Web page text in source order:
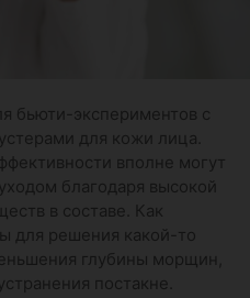
бьюти-экспериментов с
для кожи лица.
вполне могут
благодаря высокой
в составе. Как
для решения какой-то
глубины морщин,
постакне.